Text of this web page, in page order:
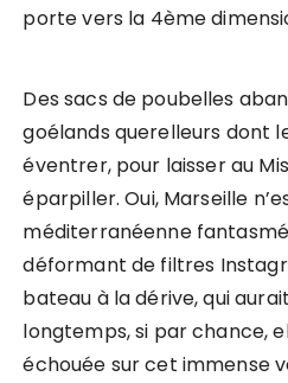
porte vers la 4ème
Des sacs de poubelles
goélands querelleurs dont
éventrer, pour laisser au
éparpiller. Oui, Marseille
méditerranéenne
déformant de filtres
bateau à la dérive, qui
longtemps, si par chance,
échouée sur cet immense